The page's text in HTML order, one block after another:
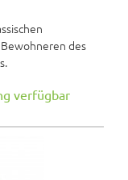
des
verfügbar